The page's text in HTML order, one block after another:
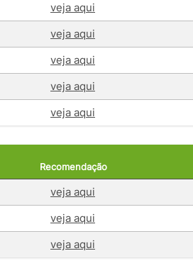
veja aqui
veja aqui
veja aqui
veja aqui
veja aqui
Recomendação
veja aqui
veja aqui
veja aqui